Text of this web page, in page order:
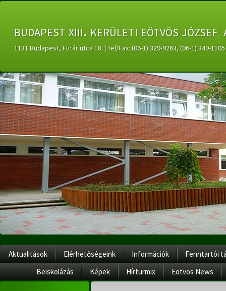
budapest xiii. kerületi eötvös
1131 Budapest, Futár utca 18. | Tel/Fax: (06-1) 329-9263, (06-1) 349-
Aktualitások Elérhetőségeink Információk
Fenntartói
Beiskolázás
Képek Hírturmix Eötvös News